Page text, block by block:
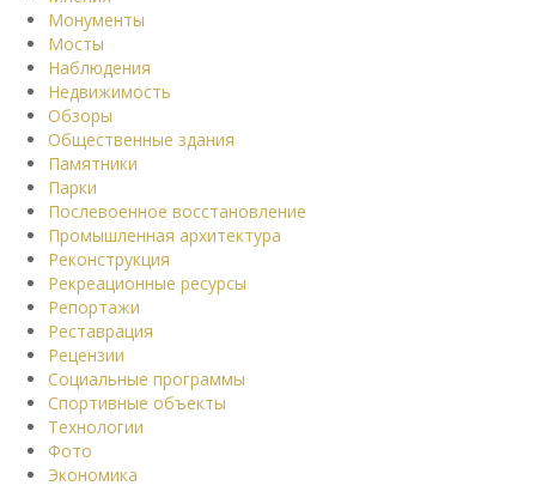
Монументы
Мосты
Наблюдения
Недвижимость
Обзоры
Общественные здания
Памятники
Парки
Послевоенное восстановление
Промышленная архитектура
Реконструкция
Рекреационные ресурсы
Репортажи
Реставрация
Рецензии
Социальные программы
Спортивные объекты
Технологии
Фото
Экономика